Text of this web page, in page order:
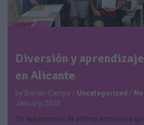
Diversión y
en Alicante
by Iberian Camps / Uncategorized /
January, 2020
Os adjuntamos la última entrevista